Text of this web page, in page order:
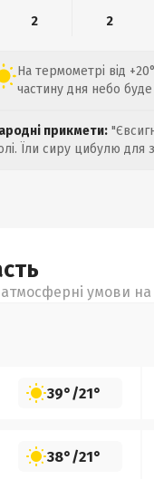
2 2
На термометрі від
частину дня небо
прикмети:
Їли сиру цибулю для
умови на
39°/21°
38°/21°